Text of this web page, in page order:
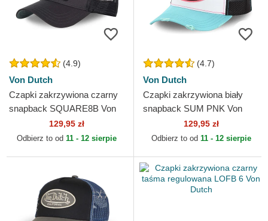
(4.9)
Von Dutch
Czapki zakrzywiona czarny
snapback SQUARE8B Von
129,95 zł
Odbierz to od 11 - 12 sierpie
(4.7)
Von Dutch
Czapki zakrzywiona biały
snapback SUM PNK Von
129,95 zł
Odbierz to od 11 - 12 sierpie